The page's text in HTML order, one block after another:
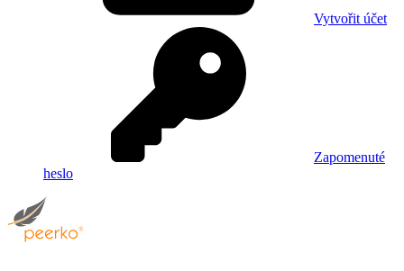
Vytvořit účet
Zapomenuté
heslo